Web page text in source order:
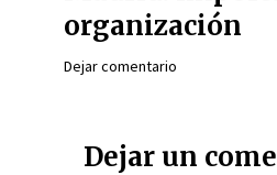
organización
Dejar comentario
Dejar un